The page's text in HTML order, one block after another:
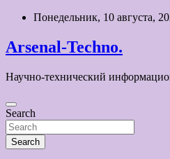
Skip
content
Понедельник, 10 августа,
Arsenal-Techno.
Научно-технический
Search
Search